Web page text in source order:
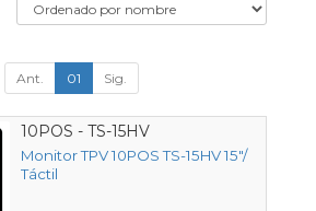
Ant. 01 Sig.
10POS - TS-15HV
Monitor TPV 10POS TS-15HV 15"/
Táctil